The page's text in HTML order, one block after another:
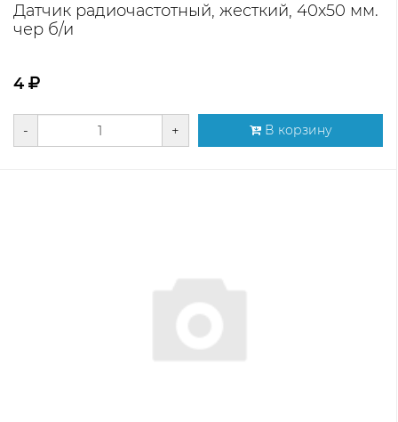
Датчик радиочастотный, жесткий, 40х50 мм.
чер б/и
4
- + В корзину